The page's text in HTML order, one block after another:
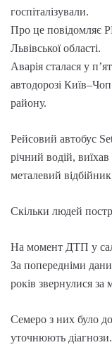
госпіталізували.
Про це повідомляє
Львівської області.
Аварія сталася у
автодорозі
району.
Рейсовий автобус
річний водій,
металевий
Скільки людей
На момент ДТП у
За попередніми
років звернулися
Семеро з них було
уточнюють діагнози.